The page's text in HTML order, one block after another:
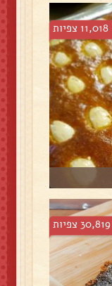
11,018 צפיות
30,819 צפיות